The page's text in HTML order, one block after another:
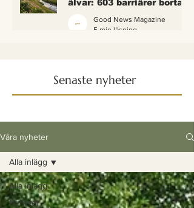
älvar: 603 barriärer borta
igen
Good News Magazine
5 min läsning
Senaste nyheter
Våra nyheter
Alla inlägg
Nyheter
Alla inlägg